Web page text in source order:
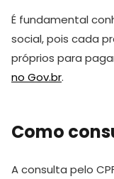
É fundamental
social, pois cada
próprios para
no Gov.br.
Como
A consulta pelo